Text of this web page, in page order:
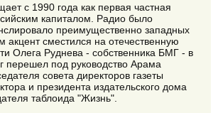
с 1990 года как первая частная
капиталом. Радио было
преимущественно западных
акцент сместился на отечественную
Олега Руднева - собственника БМГ - в
перешел под руководство Арама
совета директоров газеты
и президента издательского дома
таблоида "Жизнь".